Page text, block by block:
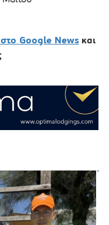
Google News και